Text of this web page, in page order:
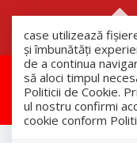
case utilizează
și îmbunătăți
de a continua
să aloci timpul
Politicii de Cookie.
ul nostru confirmi
cookie conform